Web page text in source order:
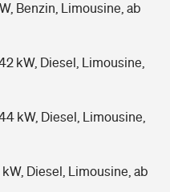
Benzin, Limousine, ab
kW, Diesel, Limousine,
kW, Diesel, Limousine,
kW, Diesel, Limousine, ab